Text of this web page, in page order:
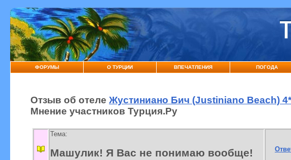
ФОРУМЫ О ТУРЦИИ ВПЕЧАТЛЕНИЯ ПОГОДА
Отзыв об отеле Жустиниано Бич (Justiniano Beach)
Мнение участников Турция.Ру
Тема:
Машулик! Я Вас не понимаю вообще!